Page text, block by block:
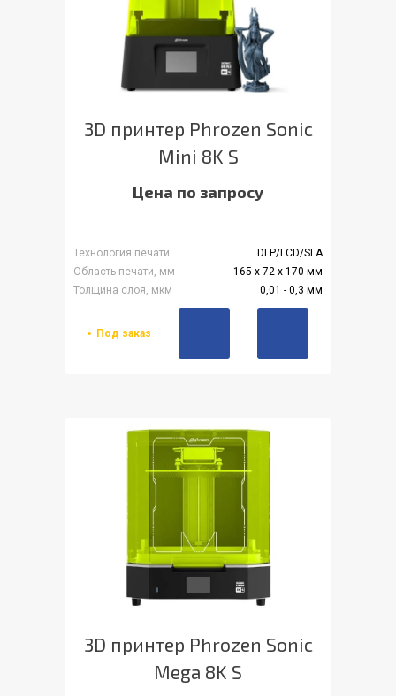
3D принтер Phrozen Sonic
Mini 8K S
Цена по запросу
Технология печати
DLP/LCD/SLA
Область печати, мм
165 x 72 x 170 мм
Толщина слоя, мкм
0,01 - 0,3 мм
Под заказ
3D принтер Phrozen Sonic
Mega 8K S